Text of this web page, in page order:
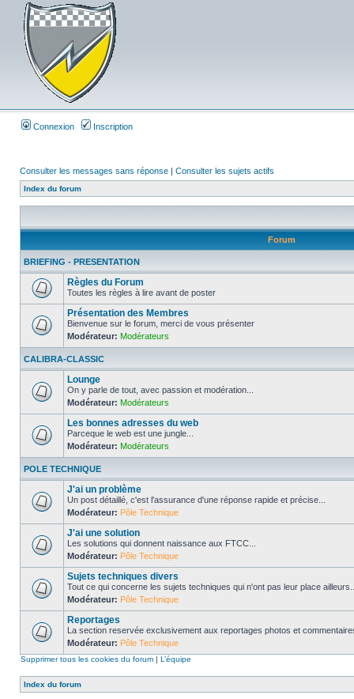
Connexion Inscription
Consulter les messages sans réponse | Consulter les sujets actifs
Index du forum
Forum
BRIEFING - PRESENTATION
Règles du Forum
Toutes les règles à lire avant de poster
Présentation des Membres
Bienvenue sur le forum, merci de vous présenter
Modérateur: Modérateurs
CALIBRA-CLASSIC
Lounge
On y parle de tout, avec passion et modération...
Modérateur: Modérateurs
Les bonnes adresses du web
Parceque le web est une jungle...
Modérateur: Modérateurs
POLE TECHNIQUE
J'ai un problème
Un post détaillé, c'est l'assurance d'une réponse rapide et précise...
Modérateur: Pôle Technique
J'ai une solution
Les solutions qui donnent naissance aux FTCC...
Modérateur: Pôle Technique
Sujets techniques divers
Tout ce qui concerne les sujets techniques qui n'ont pas leur place
Modérateur: Pôle Technique
Reportages
La section reservée exclusivement aux reportages photos et
Modérateur: Pôle Technique
Supprimer tous les cookies du forum | L’équipe
Index du forum